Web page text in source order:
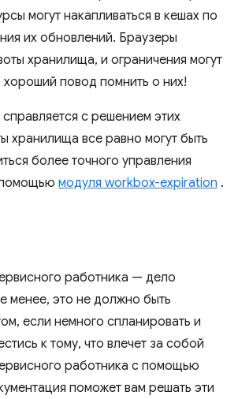
могут накапливаться в кешах по
их обновлений. Браузеры
хранилища, и ограничения могут
хороший повод помнить о них!
с решением этих
хранилища все равно могут быть
более точного управления
модуля workbox-expiration .
работника — дело
менее, это не должно быть
если немного спланировать и
к тому, что влечет за собой
работника с помощью
поможет вам решать эти